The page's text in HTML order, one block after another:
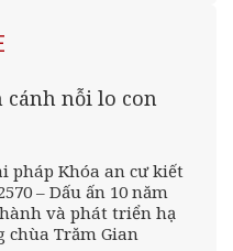
cánh nỗi lo con
pháp Khóa an cư kiết
– Dấu ấn 10 năm
và phát triển hạ
chùa Trăm Gian